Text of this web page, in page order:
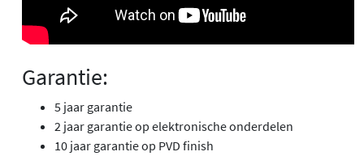
Garantie:
5 jaar garantie
2 jaar garantie op elektronische onderdelen
10 jaar garantie op PVD finish